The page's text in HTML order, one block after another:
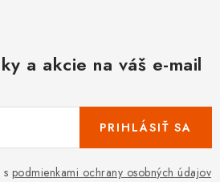
a akcie na váš e-mail
podmienkami ochrany osobných údajov
PRIHLÁSIŤ SA